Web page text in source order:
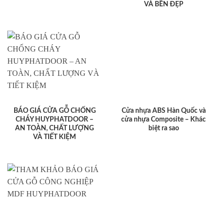
VÀ BỀN ĐẸP
BÁO GIÁ CỬA GỖ CHỐNG
CHÁY HUYPHATDOOR –
AN TOÀN, CHẤT LƯỢNG
VÀ TIẾT KIỆM
Cửa nhựa ABS Hàn Quốc và
cửa nhựa Composite – Khác
biệt ra sao